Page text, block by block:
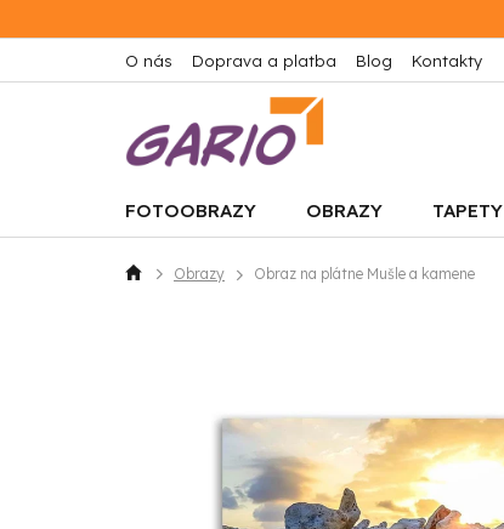
na
O nás Doprava a platba Blog Kontakty
FOTOOBRAZY OBRAZY TAPETY
DomovObrazy Obraz na plátne Mušle a kamene